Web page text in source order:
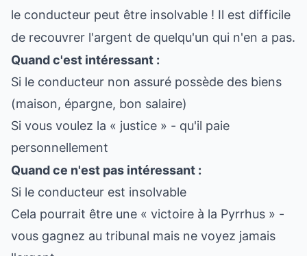
le conducteur peut être insolvable ! Il est difficile
de recouvrer l'argent de quelqu'un qui n'en a pas.
Quand c'est intéressant :
Si le conducteur non assuré possède des biens
(maison, épargne, bon salaire)
Si vous voulez la « justice » - qu'il paie
personnellement
Quand ce n'est pas intéressant :
Si le conducteur est insolvable
Cela pourrait être une « victoire à la Pyrrhus » -
vous gagnez au tribunal mais ne voyez jamais